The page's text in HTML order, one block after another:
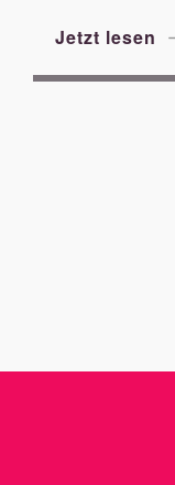
Jetzt lesen